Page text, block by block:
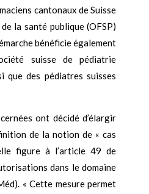
cantonaux de Suisse
la santé publique (OFSP)
bénéficie également
suisse de pédiatrie
que des pédiatres suisses
ont décidé d’élargir
de la notion de « cas
figure à l’article 49 de
dans le domaine
« Cette mesure permet